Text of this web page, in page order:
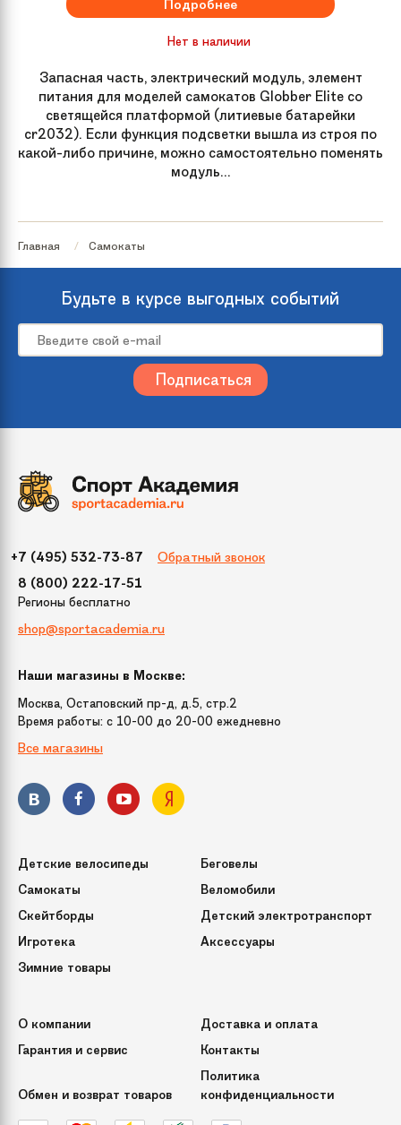
Подробнее
Нет в наличии
Запасная часть, электрический модуль, элемент
питания для моделей самокатов Globber Elite со
светящейся платформой (литиевые батарейки
cr2032). Если функция подсветки вышла из строя по
какой-либо причине, можно самостоятельно поменять
модуль...
Главная Самокаты
Будьте в курсе выгодных событий
+7 (495) 532-73-87 Обратный звонок
8 (800) 222-17-51
Регионы бесплатно
shop@sportacademia.ru
Наши магазины в Москве:
Москва, Остаповский пр-д, д.5, стр.2
Время работы: c 10-00 до 20-00 ежедневно
Все магазины
Детские велосипеды
Беговелы
Самокаты
Веломобили
Скейтборды
Детский электротранспорт
Игротека
Аксессуары
Зимние товары
О компании
Доставка и оплата
Гарантия и сервис
Контакты
Обмен и возврат товаров
Политика
конфиденциальности